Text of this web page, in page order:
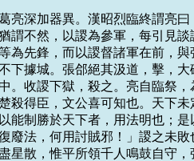
亮深加器異。漢昭烈臨終謂亮曰
謂不然，以謖為參軍，每引見談
為先鋒，而以謖督諸軍在前，與
下據城。張郃絕其汲道，擊，大
。收謖下獄，殺之。亮自臨祭，
殺得臣，文公喜可知也。天下未
能制勝於天下者，用法明也；是
廢法，何用討賊邪！」謖之未敗
星散，惟平所領千人鳴鼓自守，